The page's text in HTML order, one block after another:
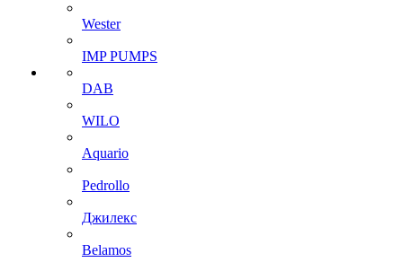
Wester
IMP PUMPS
DAB
WILO
Aquario
Pedrollo
Джилекс
Belamos